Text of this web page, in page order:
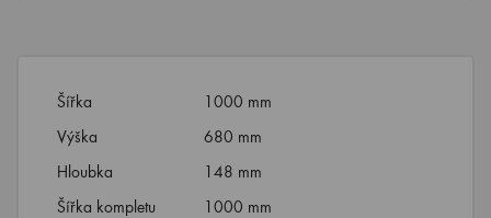
Šířka
1000 mm
Výška
680 mm
Hloubka
148 mm
Šířka kompletu
1000 mm